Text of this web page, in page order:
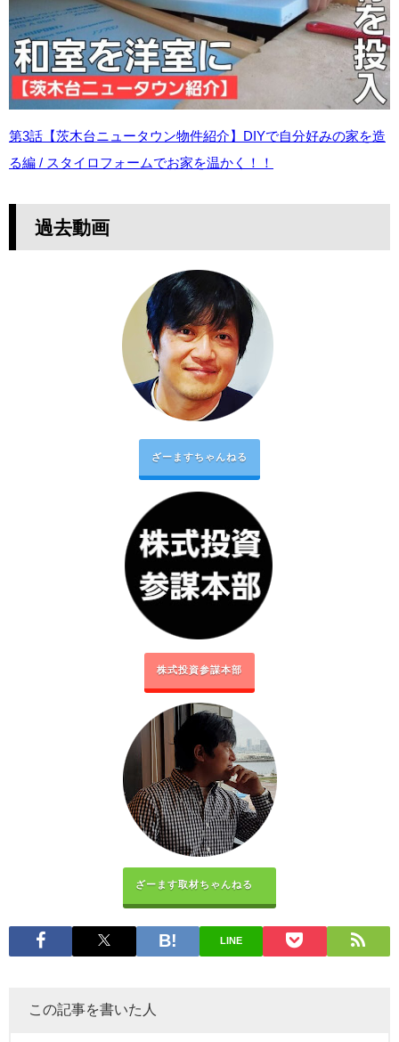
第3話【茨木台ニュータウン物件紹介】DIYで自分好みの家を造
る編 / スタイロフォームでお家を温かく！！
過去動画
ざーますちゃんねる
株式投資参謀本部
ざーます取材ちゃんねる
LINE
この記事を書いた人